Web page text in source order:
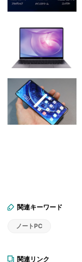
関連キーワード
ノートPC
関連リンク